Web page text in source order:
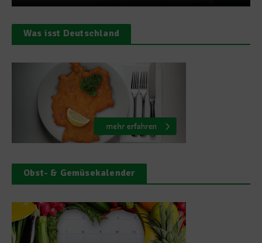
Was isst Deutschland
Obst- & Gemüsekalender